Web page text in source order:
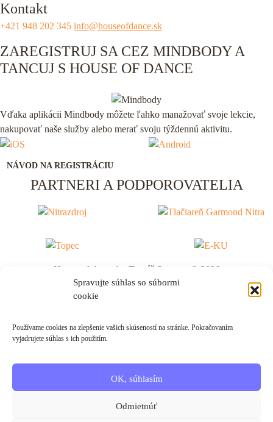
Spravujte súhlas so súbormi
cookie
Používame cookies na zlepšenie vašich skúseností na stránke. Pokračovaním
vyjadrujete súhlas s ich použitím.
OK, súhlasím
Odmietnúť
Kontakt
+421 948 202 345 info@houseofdance.sk
ZAREGISTRUJ SA CEZ MINDBODY A
TANCUJ S HOUSE OF DANCE
Vďaka aplikácii Mindbody môžete ľahko manažovať svoje lekcie,
nakupovať naše služby alebo merať svoju týždennú aktivitu.
NÁVOD NA REGISTRÁCIU
PARTNERI A PODPOROVATELIA
House of dance by Tomáš Surovec © 2026
Strategy & Design by: Juraj Molnár
TEST 2
test